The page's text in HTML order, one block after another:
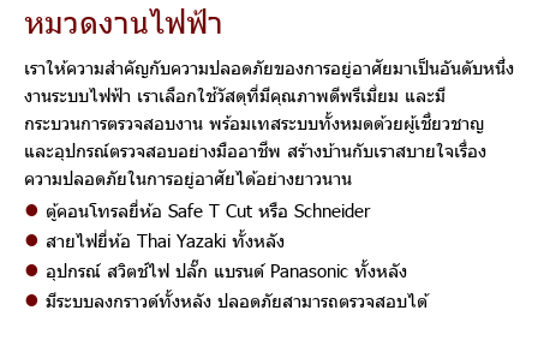
หมวดงานไฟฟ้า
เราให้ความสำคัญกับความปลอดภัยของการอยู่อาศัยมาเป็นอันดับหนึ่ง
งานระบบไฟฟ้า เราเลือกใช้วัสดุที่มีคุณภาพดีพรีเมี่ยม และมี
กระบวนการตรวจสอบงาน พร้อมเทสระบบทั้งหมดด้วยผู้เชี่ยวชาญ
และอุปกรณ์ตรวจสอบอย่างมืออาชีพ สร้างบ้านกับเราสบายใจเรื่อง
ความปลอดภัยในการอยู่อาศัยได้อย่างยาวนาน
• ตู้คอนโทรลยี่ห้อ Safe T Cut หรือ Schneider
• สายไฟยี่ห้อ Thai Yazaki ทั้งหลัง
• อุปกรณ์ สวิตช์ไฟ ปลั๊ก แบรนด์ Panasonic ทั้งหลัง
• มีระบบลงกราวด์ทั้งหลัง ปลอดภัยสามารถตรวจสอบได้